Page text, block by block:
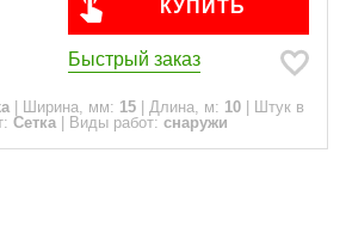
КУПИТЬ
Быстрый заказ
Ширина, мм: 15 Длина, м: 10
Штук в
Сетка Виды работ: снаружи